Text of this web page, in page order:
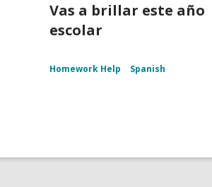
Vas a brillar este año
escolar
Homework Help Spanish